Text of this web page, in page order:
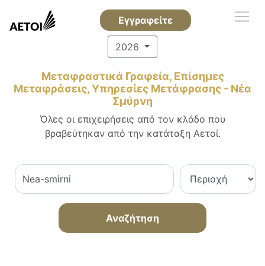
Εγγραφείτε
2026
Μεταφραστικά Γραφεία, Επίσημες
Μεταφράσεις, Υπηρεσίες Μετάφρασης - Νέα
Σμύρνη
Όλες οι επιχειρήσεις από τον κλάδο που
βραβεύτηκαν από την κατάταξη Αετοί.
Αναζήτηση